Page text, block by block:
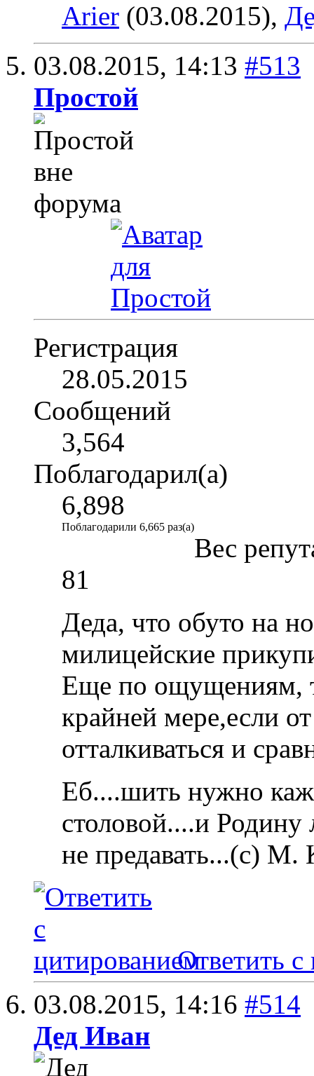
Arier (03.08.2015),
03.08.2015, 14:13 #513
Простой
Регистрация
28.05.2015
Сообщений
3,564
Поблагодарил(а)
6,898
Поблагодарили 6,665 раз(а)
Вес
81
Деда, что обуто на
милицейские
Еще по ощущениям,
крайней мере,если
отталкиваться и
Еб....шить нужно
столовой....и
не предавать...(с) М.
Ответить с
03.08.2015, 14:16 #514
Дед Иван